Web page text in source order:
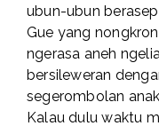
ubun-ubun
Gue yang
ngerasa aneh
bersileweran
segerombolan
Kalau dulu waktu